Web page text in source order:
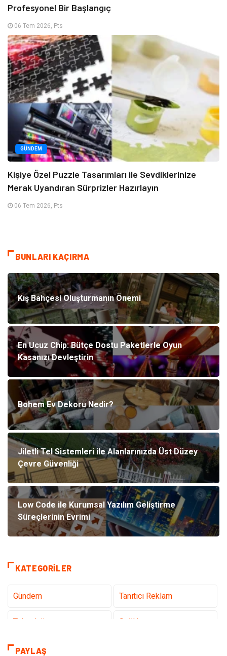
Profesyonel Bir Başlangıç
06 Tem 2026, Pts
GÜNDEM
Kişiye Özel Puzzle Tasarımları ile Sevdiklerinize
Merak Uyandıran Sürprizler Hazırlayın
06 Tem 2026, Pts
BUNLARI KAÇIRMA
Kış Bahçesi Oluşturmanın Önemi
En Ucuz Chip: Bütçe Dostu Paketlerle Oyun
Kasanızı Devleştirin
Bohem Ev Dekoru Nedir?
Jiletli Tel Sistemleri ile Alanlarınızda Üst Düzey
Çevre Güvenliği
Low Code ile Kurumsal Yazılım Geliştirme
Süreçlerinin Evrimi
KATEGORILER
Gündem Tanıtıcı Reklam
Teknoloji Sağlık
Dekorasyon
PAYLAŞ